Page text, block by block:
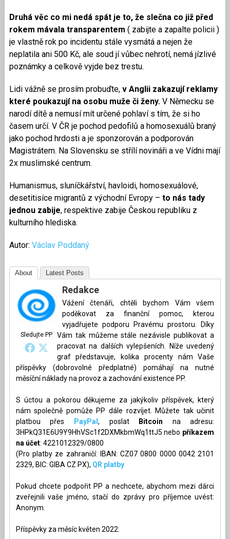
Druhá věc co mi nedá spát je to, že slečna co již před
rokem mávala transparentem ( zabijte a zapalte policii )
je vlastně rok po incidentu stále vysmátá a nejen že
neplatila ani 500 Kč, ale soud jí vůbec nehrotí, nemá jízlivé
poznámky a celkově vyjde bez trestu.
Lidi vážně se prosím probuďte,v Anglii zakazují reklamy
které poukazují na osobu muže či ženy. V Německu se
narodí dítě a nemusí mít určené pohlaví s tím, že si ho
časem určí. V ČR je pochod pedofilů a homosexuálů braný
jako pochod hrdosti a je sponzorován a podporován
Magistrátem. Na Slovensku se střílí novináři a ve Vídni mají
2x muslimské centrum.
Humanismus, sluníčkářství, havloidi, homosexuálové,
desetitisíce migrantů z východní Evropy – to nás tady
jednou zabije, respektive zabije Českou republiku z
kulturního hlediska.
Autor: Václav Poddaný
About Latest Posts
Sledujte PP
Redakce
Vážení čtenáři, chtěli bychom Vám všem
poděkovat za finanční pomoc, kterou
vyjadřujete podporu Pravému prostoru. Díky
Vám tak můžeme stále nezávisle publikovat a
pracovat na dalších vylepšeních. Níže uvedený
graf představuje, kolika procenty nám Vaše
příspěvky (dobrovolné předplatné) pomáhají na nutné
měsíční náklady na provoz a zachování existence PP.
S úctou a pokorou děkujeme za jakýkoliv příspěvek, který
nám společně pomůže PP dále rozvíjet. Můžete tak učinit
platbou přes
PayPal , poslat Bitcoin na adresu:
3HPkQ31E6U9Y9HhVSc1f2DXMkbmWq1ttJ5 nebo příkazem
na účet: 4221012329/0800
(Pro platby ze zahraničí: IBAN: CZ07 0800 0000 0042 2101
2329, BIC: GIBA CZ PX), QR platby
Pokud chcete podpořit PP a nechcete, abychom mezi dárci
zveřejnili vaše jméno, stačí do zprávy pro příjemce uvést:
Anonym.
Příspěvky za měsíc květen 2022: